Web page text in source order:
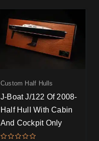
Custom Half Hulls
J-Boat J/122 Of 2008-
Half Hull With Cabin
And Cockpit Only